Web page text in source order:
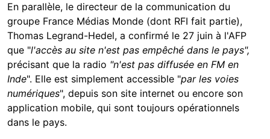
En parallèle, le directeur de la communication du
groupe France Médias Monde (dont RFI fait partie),
Thomas Legrand-Hedel, a confirmé le 27 juin à l'AFP
que "l'accès au site n'est pas empêché dans le pays",
précisant que la radio "n'est pas diffusée en FM en
Inde". Elle est simplement accessible "par les voies
numériques", depuis son site internet ou encore son
application mobile, qui sont toujours opérationnels
dans le pays.